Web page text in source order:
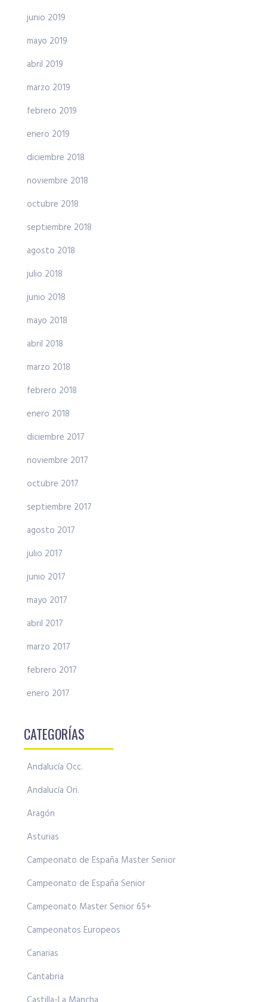
junio 2019
mayo 2019
abril 2019
marzo 2019
febrero 2019
enero 2019
diciembre 2018
noviembre 2018
octubre 2018
septiembre 2018
agosto 2018
julio 2018
junio 2018
mayo 2018
abril 2018
marzo 2018
febrero 2018
enero 2018
diciembre 2017
noviembre 2017
octubre 2017
septiembre 2017
agosto 2017
julio 2017
junio 2017
mayo 2017
abril 2017
marzo 2017
febrero 2017
enero 2017
CATEGORÍAS
Andalucía Occ.
Andalucía Ori.
Aragón
Asturias
Campeonato de España Master Senior
Campeonato de España Senior
Campeonato Master Senior 65+
Campeonatos Europeos
Canarias
Cantabria